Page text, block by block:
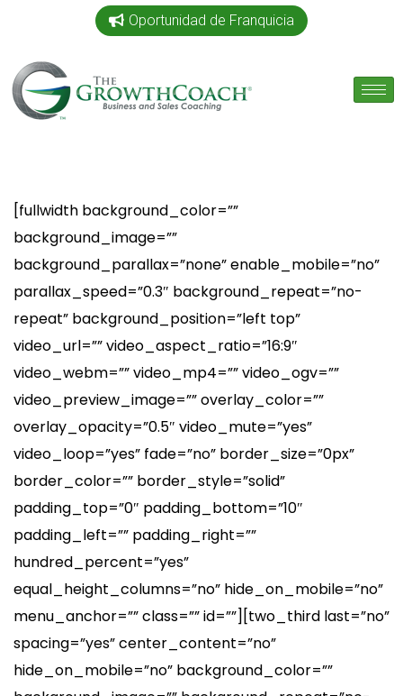
Oportunidad de Franquicia
[fullwidth background_color=””
background_image=””
background_parallax=”none” enable_mobile=”no”
parallax_speed=”0.3″ background_repeat=”no-
repeat” background_position=”left top”
video_url=”” video_aspect_ratio=”16:9″
video_webm=”” video_mp4=”” video_ogv=””
video_preview_image=”” overlay_color=””
overlay_opacity=”0.5″ video_mute=”yes”
video_loop=”yes” fade=”no” border_size=”0px”
border_color=”” border_style=”solid”
padding_top=”0″ padding_bottom=”10″
padding_left=”” padding_right=””
hundred_percent=”yes”
equal_height_columns=”no” hide_on_mobile=”no”
menu_anchor=”” class=”” id=””][two_third last=”no”
spacing=”yes” center_content=”no”
hide_on_mobile=”no” background_color=””